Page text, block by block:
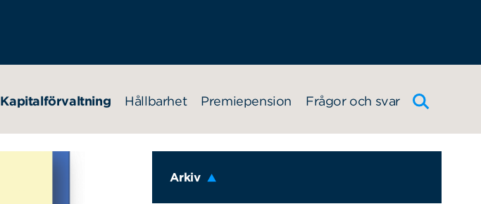
Kapitalförvaltning Hållbarhet Premiepension Frågor och svar
Arkiv